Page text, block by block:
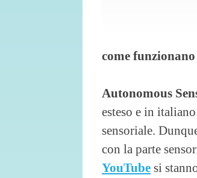
come
Autonomous
esteso e in
sensoriale.
con la parte
YouTube si